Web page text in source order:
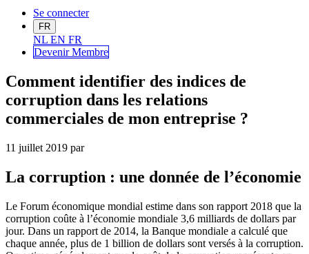
Se connecter
FR
NL EN FR
Devenir Membre
Comment identifier des indices de
corruption dans les relations
commerciales de mon entreprise ?
11 juillet 2019 par
La corruption : une donnée de l’économie
Le Forum économique mondial estime dans son rapport 2018 que la
corruption coûte à l’économie mondiale 3,6 milliards de dollars par
jour. Dans un rapport de 2014, la Banque mondiale a calculé que
chaque année, plus de 1 billion de dollars sont versés à la corruption.